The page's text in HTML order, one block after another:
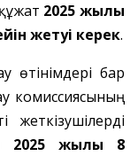
2025 жылғы
жетуі керек.
өтінімдері бар
комиссиясының
2025 жылғы 8